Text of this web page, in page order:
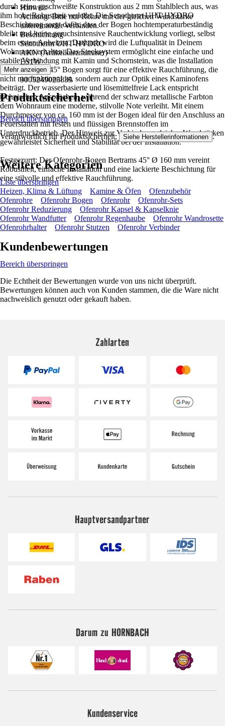
Hinweis
Achtung: Bitte nur Rohre mit der gleichen Wandstärke
untereinander verbinden.
Beschichtung
Senotherm UHT-HYDRO
AKN (Artikelkurznummer)
ES1W
EAN
9005249025839
durch seine geschweißte Konstruktion aus 2 mm Stahlblech aus, was
ihm hohe Robustheit verleiht. Die Senotherm UHT-HYDRO
Beschichtung sorgt dafür, dass der Bogen hochtemperaturbeständig
bleibt und keine geruchsintensive Rauchentwicklung vorliegt, selbst
beim ersten Anheizen. Dadurch wird die Luftqualität in Deinem
Wohnraum erhalten. Das Stecksystem ermöglicht eine einfache und
stabile Verbindung mit Kamin und Schornstein, was die Installation
erleichtert. Der 45° Bogen sorgt für eine effektive Rauchführung, die
nicht nur funktional ist, sondern auch zur Optik eines Kaminofens
beiträgt. Der wasserbasierte und lösemittelfreie Lack entspricht
technischen Ansprüchen, während der schwarz metallische Farbton
dem Wohnraum eine moderne, stilvolle Note verleiht. Mit einem
Durchmesser von ca. 160 mm ist der Bogen ideal für den Anschluss an
Feuerstätten mit festen und flüssigen Brennstoffen im
Unterdruckbetrieb. Der Hinweis zur Verbindung gleicher Wandstärken
gewährleistet Sicherheit und Stabilität bei der Installation.
Festgezurrt: Der Ofenrohr-Bogen Bertrams 45° Ø 160 mm vereint
Robustheit, einfache Installation und eine lackierte Beschichtung für
eine stilvolle und effektive Rauchführung.
Mehr anzeigen
Produktsicherheit
Bereich überspringen
Verantwortlich für Produktsicherheit: Siehe Herstellerinformationen .
Weitere Kategorien
Liste überspringen
Heizen, Klima & Lüftung
Kamine & Öfen
Ofenzubehör
Ofenrohre
Ofenrohr Bogen Ofenrohr
Ofenrohr-Sets
Ofenrohr Reduzierung
Ofenrohr Kapsel & Kapselknie
Ofenrohr Wandfutter
Ofenrohr Regenhaube
Ofenrohr Wandrosette
Ofenrohrhalter
Ofenrohr Stutzen Ofenrohr Verbinder
Kundenbewertungen
Bereich überspringen
Die Echtheit der Bewertungen wurde von uns nicht überprüft.
Bewertungen können auch von Kunden stammen, die die Ware nicht
nachweislich genutzt oder gekauft haben.
Zahlarten
Hauptversandpartner
Darum zu HORNBACH
Kundenservice